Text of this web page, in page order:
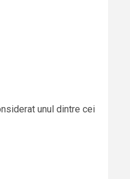
unul dintre cei